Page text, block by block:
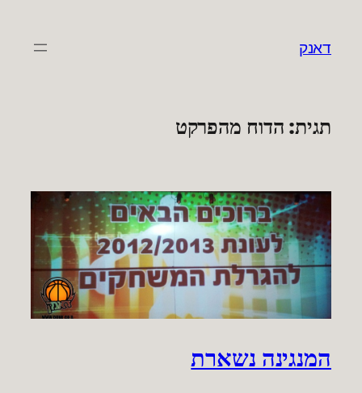
דאנק
תגית:הדוח מהפרקט
המנגינה נשארת